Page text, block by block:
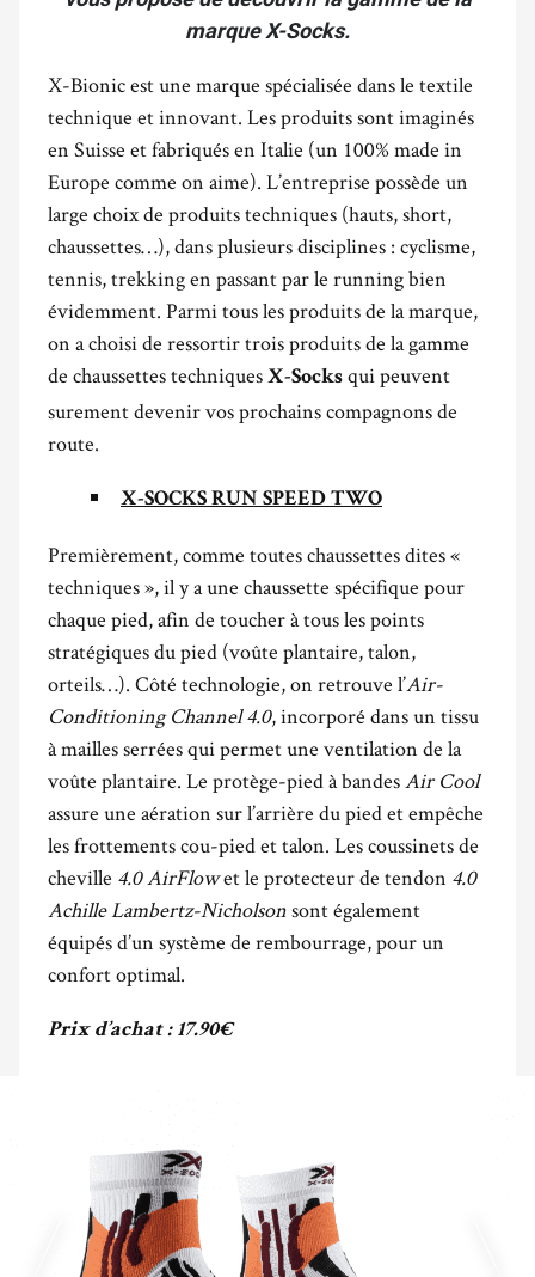
marque X-Socks.
X-Bionic est une marque spécialisée dans le textile
technique et innovant. Les produits sont imaginés
en Suisse et fabriqués en Italie (un 100% made in
Europe comme on aime). L’entreprise possède un
large choix de produits techniques (hauts, short,
chaussettes…), dans plusieurs disciplines : cyclisme,
tennis, trekking en passant par le running bien
évidemment. Parmi tous les produits de la marque,
on a choisi de ressortir trois produits de la gamme
de chaussettes techniques X-Socks qui peuvent
surement devenir vos prochains compagnons de
route.
X-SOCKS RUN SPEED TWO
Premièrement, comme toutes chaussettes dites «
techniques », il y a une chaussette spécifique pour
chaque pied, afin de toucher à tous les points
stratégiques du pied (voûte plantaire, talon,
orteils…). Côté technologie, on retrouve l’Air-
Conditioning Channel 4.0, incorporé dans un tissu
à mailles serrées qui permet une ventilation de la
voûte plantaire. Le protège-pied à bandesAir Cool
assure une aération sur l’arrière du pied et empêche
les frottements cou-pied et talon. Les coussinets de
cheville 4.0 AirFlowet le protecteur de tendon 4.0
Achille Lambertz-Nicholsonsont également
équipés d’un système de rembourrage, pour un
confort optimal.
Prix d’achat : 17.90€